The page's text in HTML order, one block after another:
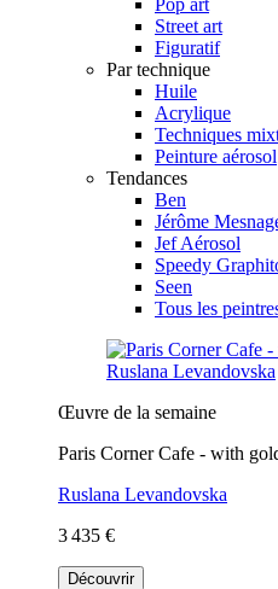
Street art
Figuratif
Par technique
Huile
Acrylique
Techniques
Peinture aérosol
Tendances
Ben
Jérôme
Jef Aérosol
Speedy
Seen
Tous les
Œuvre de la semaine
Paris Corner Cafe - with
Ruslana Levandovska
3 435 €
Découvrir